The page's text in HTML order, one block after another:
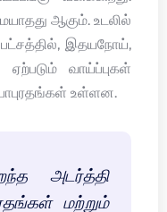
ஆகும். உடலில்
பட்சத்தில், இதயநோய்,
வாய்ப்புகள்
உள்ளன.
அடர்த்தி
மற்றும்